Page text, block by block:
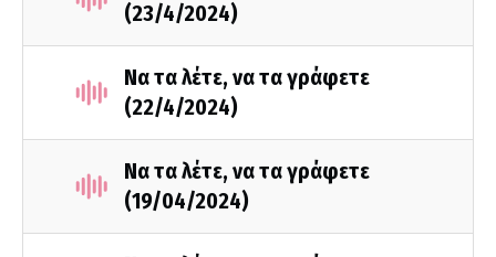
(23/4/2024)
Να τα λέτε, να τα γράφετε
(22/4/2024)
Να τα λέτε, να τα γράφετε
(19/04/2024)